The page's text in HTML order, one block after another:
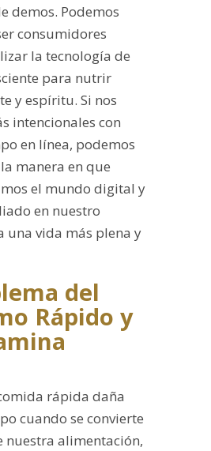
demos. Podemos
consumidores
la tecnología de
para nutrir
y espíritu. Si nos
intencionales con
en línea, podemos
manera en que
el mundo digital y
en nuestro
una vida más plena y
del
Rápido y
rápida daña
cuando se convierte
nuestra alimentación,